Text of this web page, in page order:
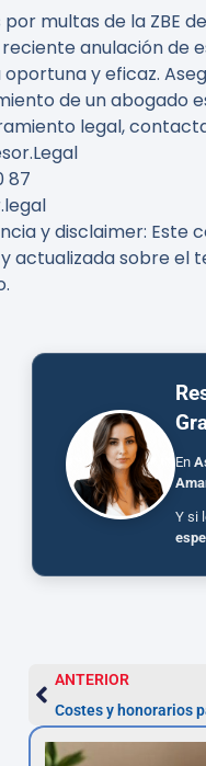
multas de la ZBE
anulación de
y eficaz.
de un abogado
legal,
87
y disclaimer: Este
actualizada sobre el
En
Y si
ANTERIOR